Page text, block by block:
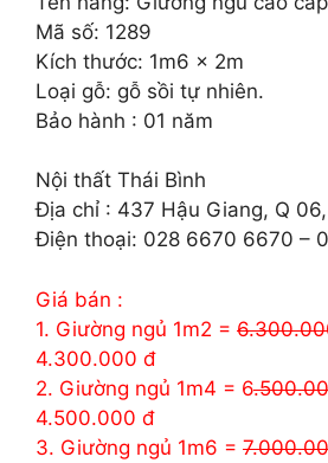
Mã số: 1289
Kích thước: 1m6 x 2m
Loại gỗ: gỗ sồi tự nhiên.
Bảo hành : 01 năm
Nội thất Thái Bình
Địa chỉ : 437 Hậu Giang, Q
Điện thoại: 028 6670 6670 –
Giá bán :
1. Giường ngủ 1m2 =
4.300.000 đ
2. Giường ngủ 1m4 = 6
4.500.000 đ
3. Giường ngủ 1m6 =